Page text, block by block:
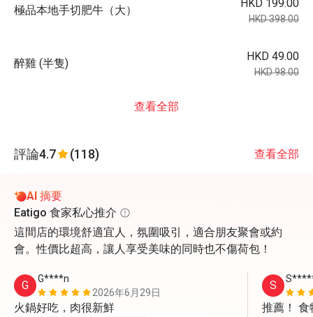
極品本地手切肥牛（大）
HKD 199.00
HKD 398.00
醉雞 (半隻)
HKD 49.00
HKD 98.00
查看全部
評論4.7 (118) 查看全部
AI 摘要
Eatigo 食家私心推介
這間店的環境舒適宜人，氛圍吸引，適合朋友聚會或約
會。性價比超高，讓人享受美味的同時也不傷荷包！
G
G****n
2026年6月29日
火鍋好吃，肉很新鮮
S
推薦！ 食